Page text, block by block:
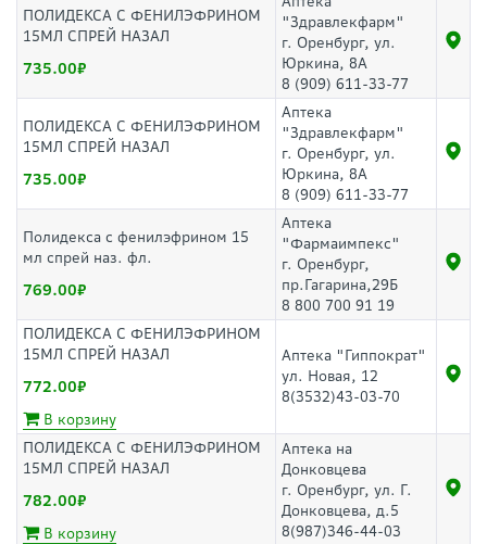
ПОЛИДЕКСА С ФЕНИЛЭФРИНОМ
15МЛ СПРЕЙ НАЗАЛ
735.00
"Здравлекфарм"
г. Оренбург, ул.
Юркина, 8А
8 (909) 611-33-77
ПОЛИДЕКСА С ФЕНИЛЭФРИНОМ
15МЛ СПРЕЙ НАЗАЛ
735.00
Аптека
"Здравлекфарм"
г. Оренбург, ул.
Юркина, 8А
8 (909) 611-33-77
Полидекса с фенилэфрином 15
мл спрей наз. фл.
769.00
Аптека
"Фармаимпекс"
г. Оренбург,
пр.Гагарина,29Б
8 800 700 91 19
ПОЛИДЕКСА С ФЕНИЛЭФРИНОМ
15МЛ СПРЕЙ НАЗАЛ
772.00
В корзину
Аптека "Гиппократ"
ул. Новая, 12
8(3532)43-03-70
ПОЛИДЕКСА С ФЕНИЛЭФРИНОМ
15МЛ СПРЕЙ НАЗАЛ
782.00
В корзину
Аптека на
Донковцева
г. Оренбург, ул. Г.
Донковцева, д.5
8(987)346-44-03